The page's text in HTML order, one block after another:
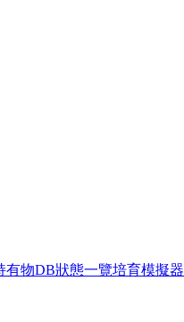
有物DB狀態一覽培育模擬器